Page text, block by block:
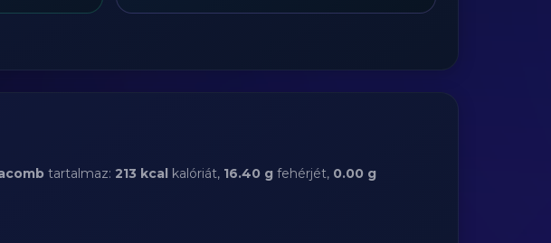
tartalmaz: 213 kcal kalóriát, 16.40 g fehérjét, 0.00 g